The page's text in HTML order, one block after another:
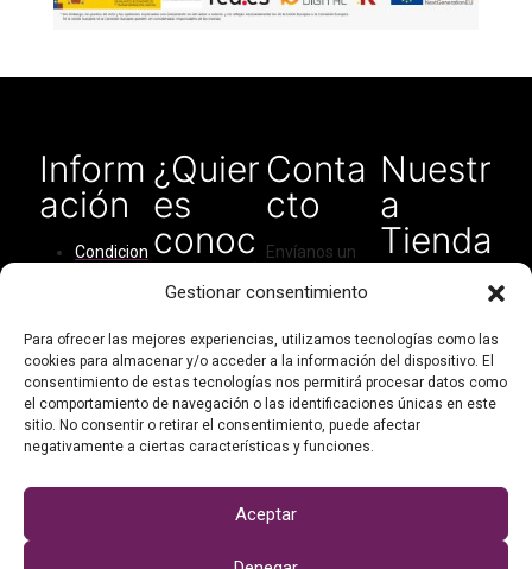
Gestionar consentimiento
Para ofrecer las mejores experiencias, utilizamos tecnologías como las
cookies para almacenar y/o acceder a la información del dispositivo. El
consentimiento de estas tecnologías nos permitirá procesar datos como
el comportamiento de navegación o las identificaciones únicas en este
sitio. No consentir o retirar el consentimiento, puede afectar
negativamente a ciertas características y funciones.
Aceptar
Inform
ación
Condicion
Cómo
comprar
Política de
privacidad
cookies
¿Quier
es
conoc
ernos?
somos
Contacto
Mi cuenta
Conta
cto
Envíanos un
electrónico
tipo de
consulta:
didarthandma
de@gmail.com
O escríbenos
por WhatsApp:
Nuestr
a
Tienda
en
on